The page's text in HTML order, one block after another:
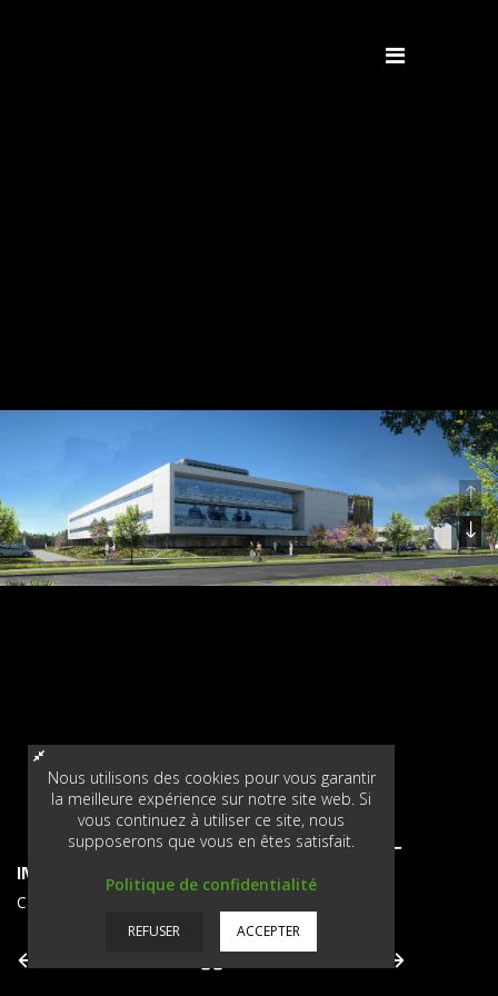
INSTITUT DU VEGETAL
Campus du Végétal - Beaucouzé (49)
Nous utilisons des cookies pour vous garantir
la meilleure expérience sur notre site web. Si
vous continuez à utiliser ce site, nous
supposerons que vous en êtes satisfait.
Politique de confidentialité
REFUSER ACCEPTER